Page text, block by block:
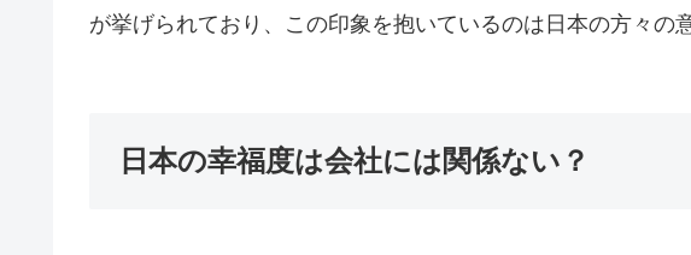
が挙げられており、この印象を抱いているのは日本の方々の
日本の幸福度は会社には関係ない？